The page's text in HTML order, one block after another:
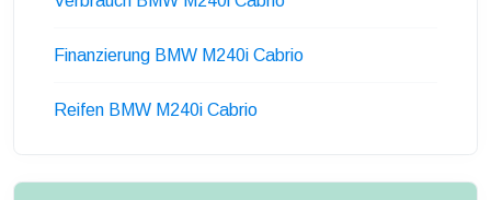
Finanzierung BMW M240i Cabrio
Reifen BMW M240i Cabrio